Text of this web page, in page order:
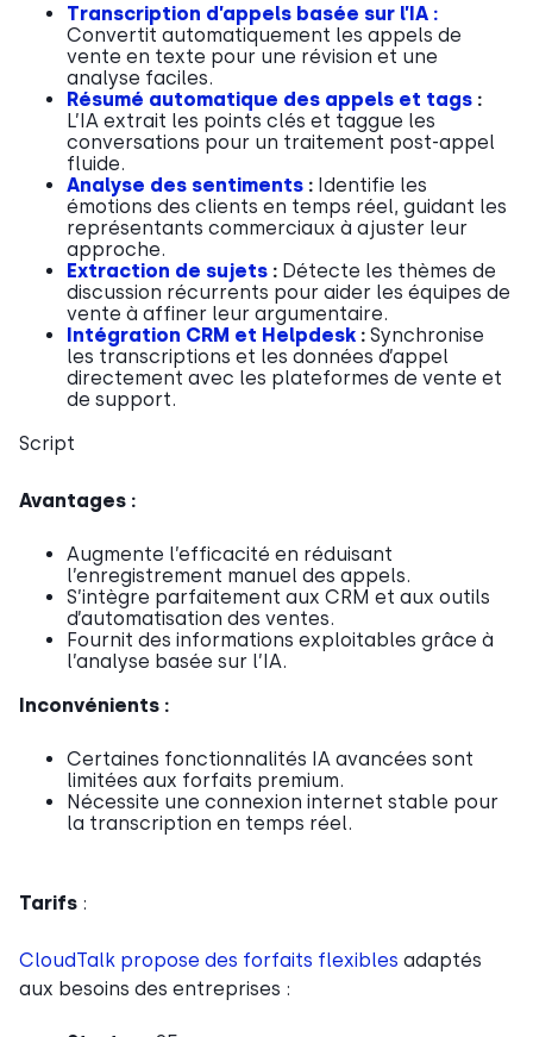
Transcription d’appels basée sur l’IA :
Convertit automatiquement les appels de
vente en texte pour une révision et une
analyse faciles.
Résumé automatique des appels et tags :
L’IA extrait les points clés et taggue les
conversations pour un traitement post-appel
fluide.
Analyse des sentiments : Identifie les
émotions des clients en temps réel, guidant les
représentants commerciaux à ajuster leur
approche.
Extraction de sujets : Détecte les thèmes de
discussion récurrents pour aider les équipes de
vente à affiner leur argumentaire.
Intégration CRM et Helpdesk : Synchronise
les transcriptions et les données d’appel
directement avec les plateformes de vente et
de support.
Script
Avantages :
Augmente l’efficacité en réduisant
l’enregistrement manuel des appels.
S’intègre parfaitement aux CRM et aux outils
d’automatisation des ventes.
Fournit des informations exploitables grâce à
l’analyse basée sur l’IA.
Inconvénients :
Certaines fonctionnalités IA avancées sont
limitées aux forfaits premium.
Nécessite une connexion internet stable pour
la transcription en temps réel.
Tarifs :
CloudTalk propose des forfaits flexibles adaptés
aux besoins des entreprises :